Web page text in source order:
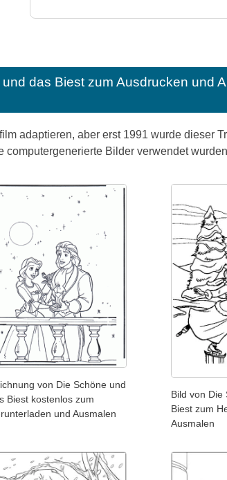
das Biest zum Ausdrucken und
adaptieren, aber erst 1991 wurde dieser
Bilder verwendet
von Die Schöne und
Biest kostenlos zum
und Ausmalen
Bild von Die
Biest zum
Ausmalen